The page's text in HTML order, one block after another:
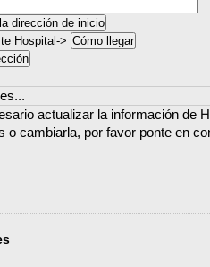
Hospital->
actualizar la información de
o cambiarla, por favor ponte en